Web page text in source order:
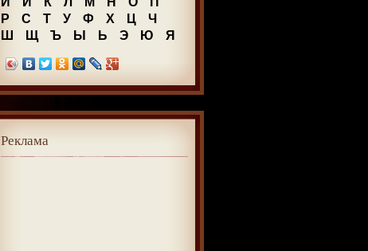
Р
С Т У Ф Х Ц
Ч
Ш
Щ Ъ Ы Ь Э Ю Я
Реклама